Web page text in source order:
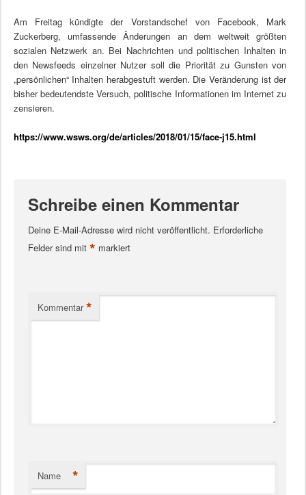
Am Freitag kündigte der Vorstandschef von Facebook, Mark
Zuckerberg, umfassende Änderungen an dem weltweit größten
sozialen Netzwerk an. Bei Nachrichten und politischen Inhalten in
den Newsfeeds einzelner Nutzer soll die Priorität zu Gunsten von
„persönlichen“ Inhalten herabgestuft werden. Die Veränderung ist der
bisher bedeutendste Versuch, politische Informationen im Internet zu
zensieren.
https://www.wsws.org/de/articles/2018/01/15/face-j15.html
Schreibe einen Kommentar
Deine E-Mail-Adresse wird nicht veröffentlicht. Erforderliche
Felder sind mit * markiert
Kommentar *
Name *